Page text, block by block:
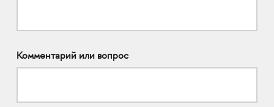
Комментарий или вопрос